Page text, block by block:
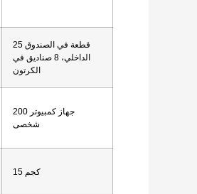
25 قطعة في الصندوق
الداخلي، 8 صناديق في
الكرتون
200 جهاز كمبيوتر
شخصى
15 كجم